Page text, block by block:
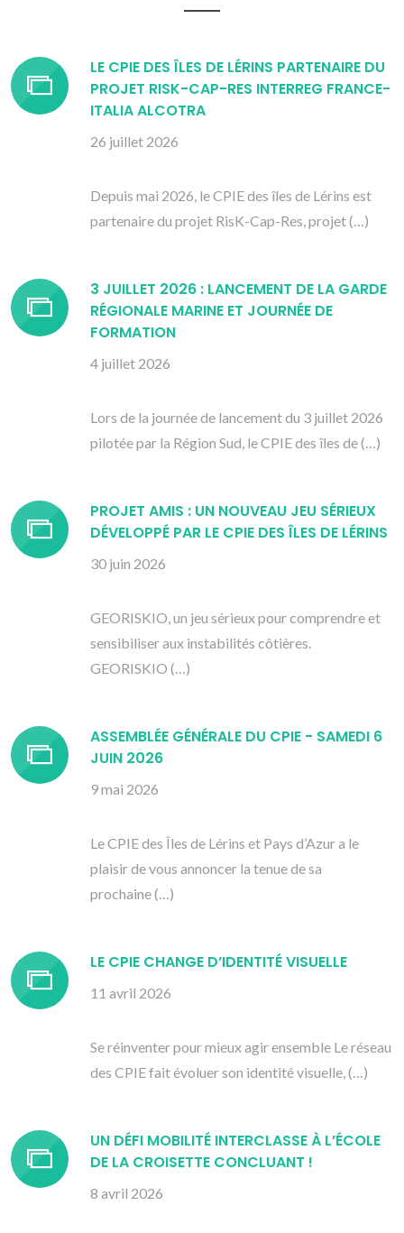
LE CPIE DES ÎLES DE LÉRINS PARTENAIRE DU
PROJET RISK-CAP-RES INTERREG FRANCE-
ITALIA ALCOTRA
26 juillet 2026
Depuis mai 2026, le CPIE des îles de Lérins est
partenaire du projet RisK-Cap-Res, projet (…)
3 JUILLET 2026 : LANCEMENT DE LA GARDE
RÉGIONALE MARINE ET JOURNÉE DE
FORMATION
4 juillet 2026
Lors de la journée de lancement du 3 juillet 2026
pilotée par la Région Sud, le CPIE des îles de (…)
PROJET AMIS : UN NOUVEAU JEU SÉRIEUX
DÉVELOPPÉ PAR LE CPIE DES ÎLES DE LÉRINS
30 juin 2026
GEORISKIO, un jeu sérieux pour comprendre et
sensibiliser aux instabilités côtières.
GEORISKIO (…)
ASSEMBLÉE GÉNÉRALE DU CPIE - SAMEDI 6
JUIN 2026
9 mai 2026
Le CPIE des Îles de Lérins et Pays d’Azur a le
plaisir de vous annoncer la tenue de sa
prochaine (…)
LE CPIE CHANGE D’IDENTITÉ VISUELLE
11 avril 2026
Se réinventer pour mieux agir ensemble Le réseau
des CPIE fait évoluer son identité visuelle, (…)
UN DÉFI MOBILITÉ INTERCLASSE À L’ÉCOLE
DE LA CROISETTE CONCLUANT !
8 avril 2026